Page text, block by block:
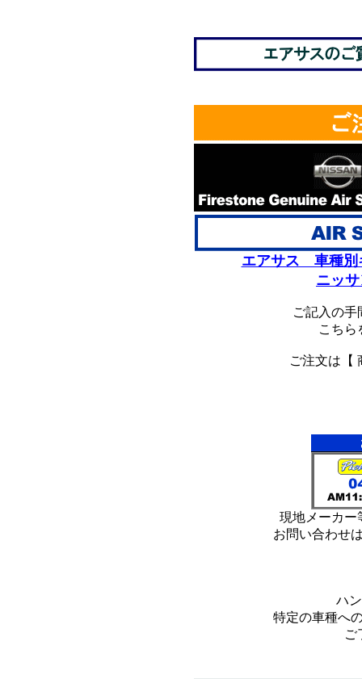
エアサス 車種別
ニッ
ご記入の手
こちら
ご注文は【
現地メーカー
お問い合わせ
ハ
特定の車種へ
ご